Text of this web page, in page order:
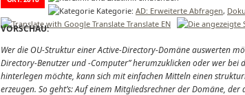
Kategorie: AD: Erweiterte Abfragen,
Translate EN
VORSCHAU:
Wer die OU-Struktur einer Active-Directory-Domäne auswerten
Directory-Benutzer und -Computer” herumzuklicken oder wer bei
hinterlegen möchte, kann sich mit einfachen Mitteln einen
erzeugen. So geht’s: Auf einem Mitgliedsrechner der Domäne,